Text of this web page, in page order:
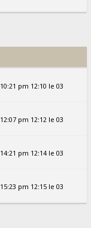
pm 12:10 le 03
pm 12:12 le 03
pm 12:14 le 03
pm 12:15 le 03